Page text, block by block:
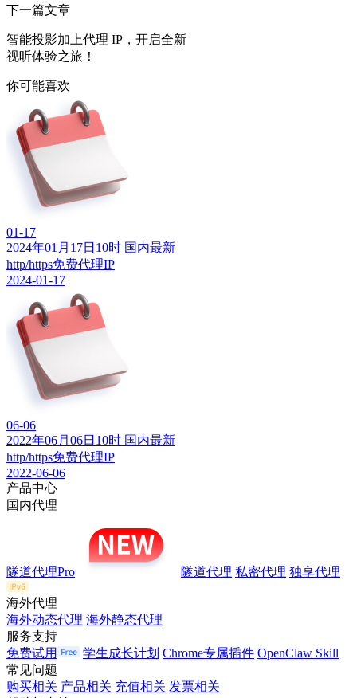
下一篇文章
智能投影加上代理 IP，开启全新
视听体验之旅！
你可能喜欢
01-17
2024年01月17日10时 国内最新
http/https免费代理IP
2024-01-17
06-06
2022年06月06日10时 国内最新
http/https免费代理IP
2022-06-06
产品中心
国内代理
隧道代理Pro 隧道代理 私密代理 独享代理
海外代理
海外动态代理 海外静态代理
服务支持
免费试用
学生成长计划 Chrome专属插件 OpenClaw Skill
常见问题
购买相关 产品相关 充值相关 发票相关